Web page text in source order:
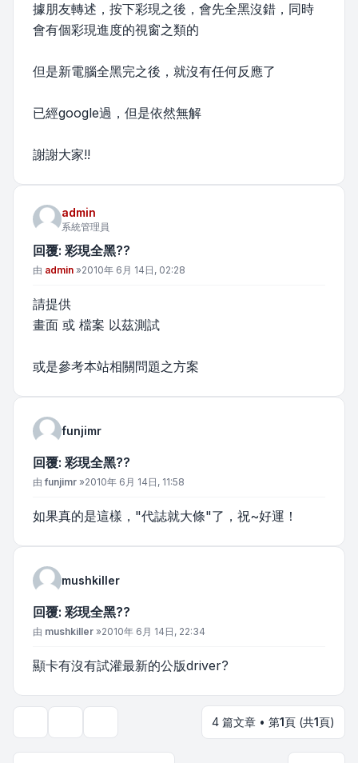
據朋友轉述，按下彩現之後，會先全黑沒錯，同時
會有個彩現進度的視窗之類的
但是新電腦全黑完之後，就沒有任何反應了
已經google過，但是依然無解
謝謝大家!!
admin
系統管理員
回覆: 彩現全黑??
文章
由 admin »2010年 6月 14日, 02:28
請提供
畫面 或 檔案 以茲測試
或是參考本站相關問題之方案
funjimr
回覆: 彩現全黑??
文章
由funjimr »2010年 6月 14日, 11:58
如果真的是這樣，"代誌就大條"了，祝~好運！
mushkiller
回覆: 彩現全黑??
文章
由 mushkiller »2010年 6月 14日, 22:34
顯卡有沒有試灌最新的公版driver?
4 篇文章 • 第1頁 (共1頁)